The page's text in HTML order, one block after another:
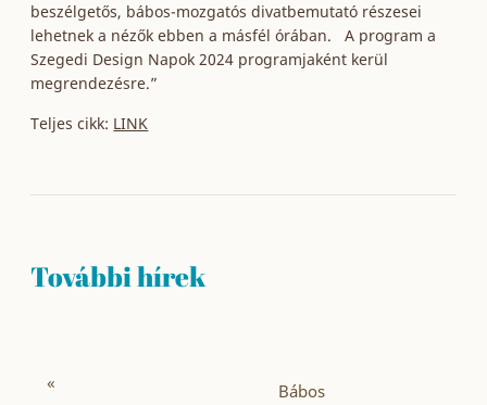
beszélgetős, bábos-mozgatós divatbemutató részesei
lehetnek a nézők ebben a másfél órában. A program a
Szegedi Design Napok 2024 programjaként kerül
megrendezésre.”
Teljes cikk: LINK
További hírek
«
Bábos